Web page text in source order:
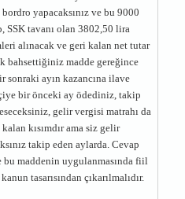
yapacaksınız ve bu 9000
tavanı olan 3802,50 lira
alınacak ve geri kalan net tutar
bahsettiğiniz madde gereğince
ayın kazancına ilave
bir önceki ay ödediniz, takip
gelir vergisi matrahı da
kısımdır ama siz gelir
takip eden aylarda. Cevap
bu maddenin uygulanmasında fiil
tasarısından çıkarılmalıdır.